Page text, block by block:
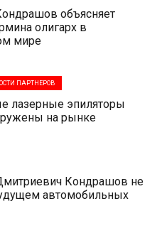
объясняет
олигарх в
мире
ПАРТНЕРОВ
лазерные эпиляторы
на рынке
Кондрашов не
автомобильных